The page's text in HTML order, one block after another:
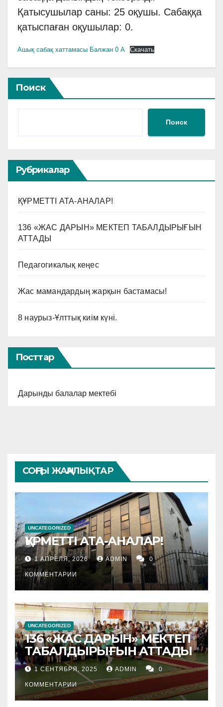
Қатысушылар саны: 25 оқушы. Сабаққа
қатыспаған оқушылар: 0.
Ашық сабақ хаттамасы Балжан 0 А Скачать
Поиск
Поиск
Рубрикалар
ҚҰРМЕТТІ АТА-АНАЛАР!
136 «ЖАС ДАРЫН» МЕКТЕП ТАБАЛДЫРЫҒЫН
АТТАДЫ
Педагогикалық кеңес
Жас мамандардың жарқын бастамасы!
8 наурыз-Ұлттық киім күні.
Посттар
Дарынды балалар мектебі
СОҢҒЫ ЖАҢАЛЫҚТАР
UNCATEGORIZED
ҚҰРМЕТТІ АТА-АНАЛАР!
1 АПРЕЛЯ, 2026 ADMIN 0
КОММЕНТАРИИ
UNCATEGORIZED
136 «ЖАС ДАРЫН» МЕКТЕП
ТАБАЛДЫРЫҒЫН АТТАДЫ
1 СЕНТЯБРЯ, 2025 ADMIN 0
КОММЕНТАРИИ